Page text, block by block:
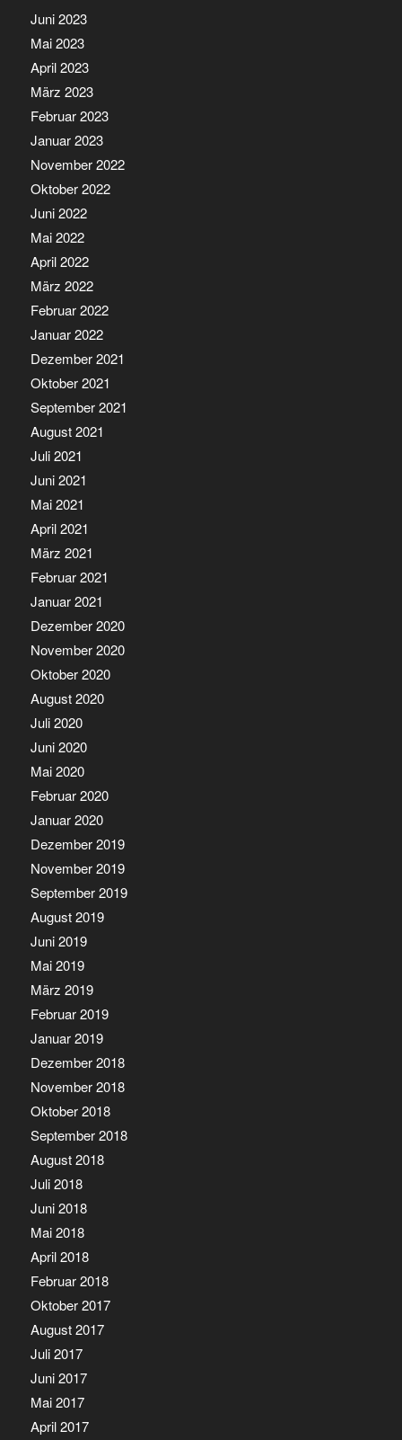
Juni 2023
Mai 2023
April 2023
März 2023
Februar 2023
Januar 2023
November 2022
Oktober 2022
Juni 2022
Mai 2022
April 2022
März 2022
Februar 2022
Januar 2022
Dezember 2021
Oktober 2021
September 2021
August 2021
Juli 2021
Juni 2021
Mai 2021
April 2021
März 2021
Februar 2021
Januar 2021
Dezember 2020
November 2020
Oktober 2020
August 2020
Juli 2020
Juni 2020
Mai 2020
Februar 2020
Januar 2020
Dezember 2019
November 2019
September 2019
August 2019
Juni 2019
Mai 2019
März 2019
Februar 2019
Januar 2019
Dezember 2018
November 2018
Oktober 2018
September 2018
August 2018
Juli 2018
Juni 2018
Mai 2018
April 2018
Februar 2018
Oktober 2017
August 2017
Juli 2017
Juni 2017
Mai 2017
April 2017